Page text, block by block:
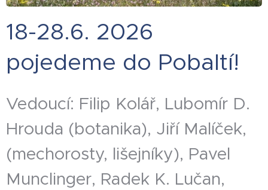
18-28.6. 2026
pojedeme do Pobaltí!
Vedoucí: Filip Kolář, Lubomír D.
Hrouda (botanika), Jiří Malíček,
(mechorosty, lišejníky), Pavel
Munclinger, Radek K. Lučan,